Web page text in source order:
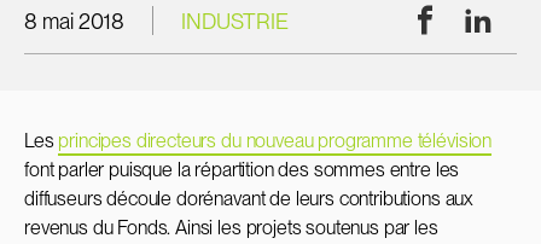
8 mai 2018 INDUSTRIE Facebook
Les principes directeurs du nouveau programme télévision
font parler puisque la répartition des sommes entre les
diffuseurs découle dorénavant de leurs contributions aux
revenus du Fonds. Ainsi les projets soutenus par les